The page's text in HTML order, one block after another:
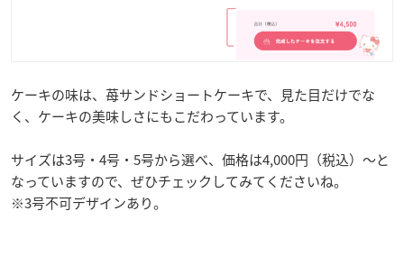
ケーキの味は、苺サンドショートケーキで、見た目だけでな
く、ケーキの美味しさにもこだわっています。
サイズは3号・4号・5号から選べ、価格は4,000円（税込）～と
なっていますので、ぜひチェックしてみてくださいね。
※3号不可デザインあり。